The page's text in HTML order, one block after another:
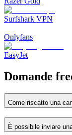
Surfshark VPN
Onlyfans
EasyJet
Domande
Come riscatto una
È possibile inviare